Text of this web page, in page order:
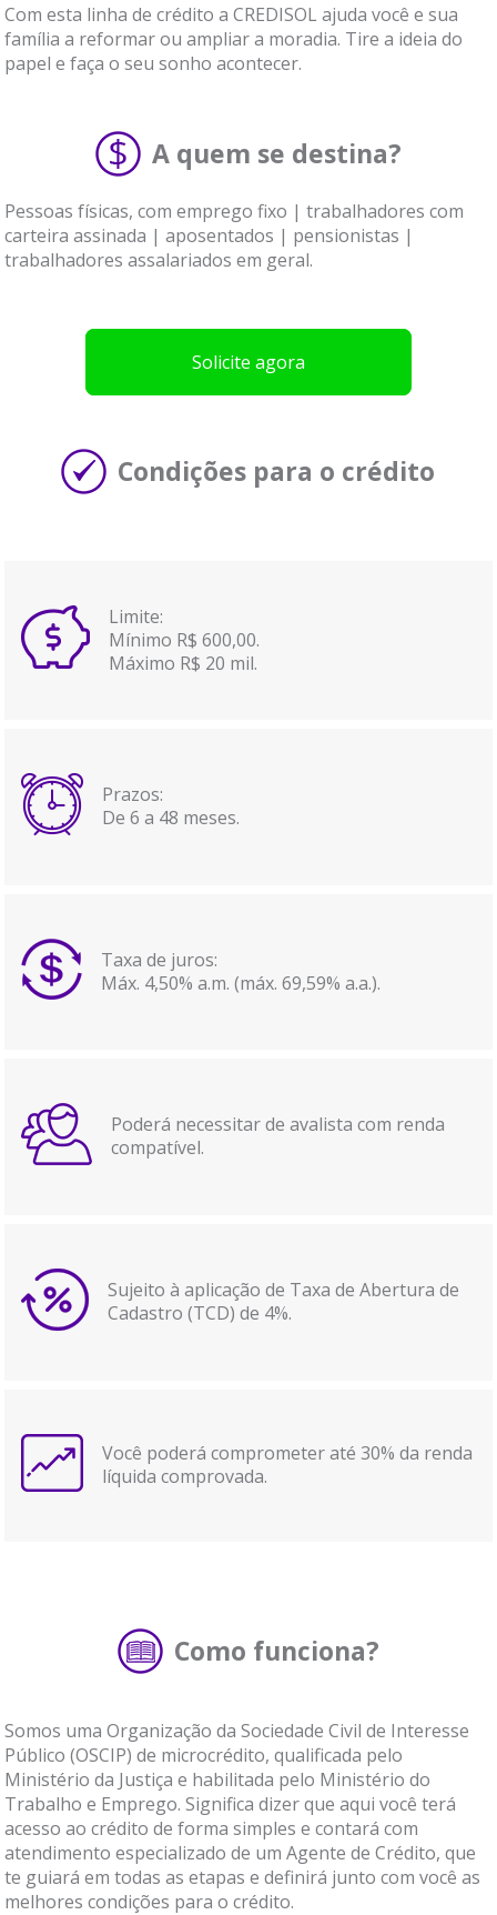
Com esta linha de crédito a CREDISOL ajuda você e sua
família a reformar ou ampliar a moradia. Tire a ideia do
papel e faça o seu sonho acontecer.
A quem se destina?
Pessoas físicas, com emprego fixo | trabalhadores com
carteira assinada | aposentados | pensionistas |
trabalhadores assalariados em geral.
Solicite agora
Condições para o crédito
Limite:
Mínimo R$ 600,00.
Máximo R$ 20 mil.
Prazos:
De 6 a 48 meses.
Taxa de juros:
Máx. 4,50% a.m. (máx. 69,59% a.a.).
Poderá necessitar de avalista com renda
compatível.
Sujeito à aplicação de Taxa de Abertura de
Cadastro (TCD) de 4%.
Você poderá comprometer até 30% da renda
líquida comprovada.
Como funciona?
Somos uma Organização da Sociedade Civil de Interesse
Público (OSCIP) de microcrédito, qualificada pelo
Ministério da Justiça e habilitada pelo Ministério do
Trabalho e Emprego. Significa dizer que aqui você terá
acesso ao crédito de forma simples e contará com
atendimento especializado de um Agente de Crédito, que
te guiará em todas as etapas e definirá junto com você as
melhores condições para o crédito.